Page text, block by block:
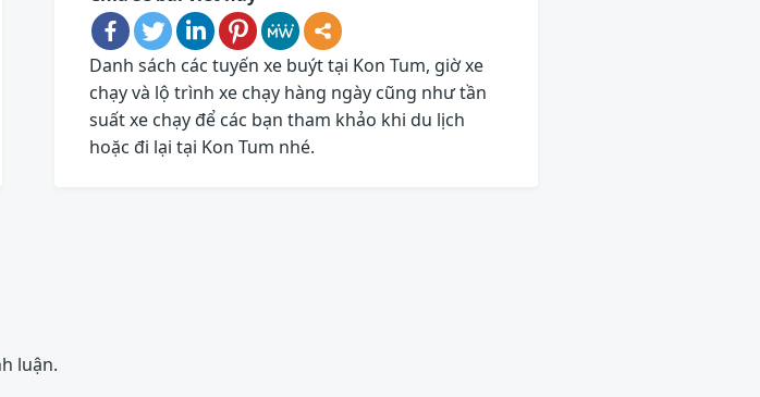
Danh sách các tuyến xe buýt tại Kon Tum, giờ xe
chạy và lộ trình xe chạy hàng ngày cũng như tần
suất xe chạy để các bạn tham khảo khi du lịch
hoặc đi lại tại Kon Tum nhé.
luận.